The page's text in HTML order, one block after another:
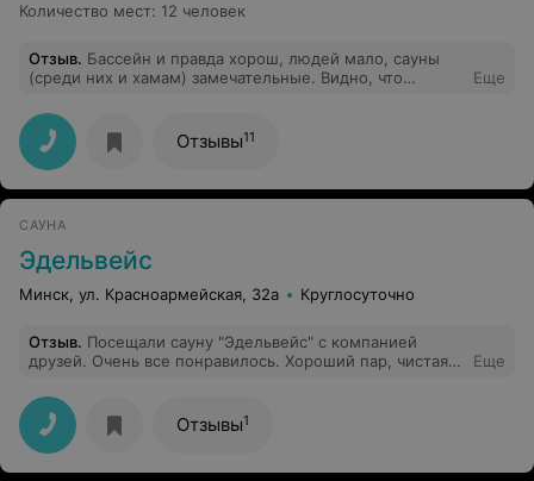
Количество мест: 12 человек
Отзыв. Бассейн и правда хорош, людей мало, сауны
(среди них и хамам) замечательные. Видно, что
постепенно, но если это SPA центр, то хочется, чтобы
там были и косметолог, и спа капсула, массаж, в
общем какие-то спа процедуры!!
Еще
Отзывы11
САУНА
Эдельвейс
Минск, ул. Красноармейская, 32а Круглосуточно
Отзыв. Посещали сауну "Эдельвейс" с компанией
друзей. Очень все понравилось. Хороший пар, чистая
будто побывали у хороших друзей. Мы любим
париться и совмещать отдых в сауне. Все для этого
имеется в Эдельвейсе. Просторная комната отдыха и
т.д. При выборе сауны руководствовались стоимостью
и месторасположением. Нас все устроило в
Еще
Отзывы1